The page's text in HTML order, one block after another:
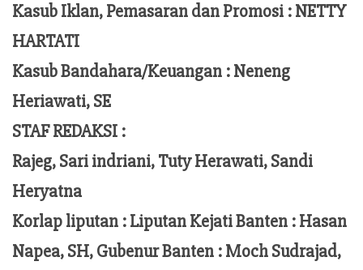
Kasub Iklan, Pemasaran dan Promosi :NETTY
HARTATI
Kasub Bandahara/Keuangan :Neneng
Heriawati, SE
STAF REDAKSI :
Rajeg, Sari indriani, Tuty Herawati, Sandi
Heryatna
Korlap liputan :Liputan Kejati Banten : Hasan
Napea, SH,Gubenur Banten : MochSudrajad,